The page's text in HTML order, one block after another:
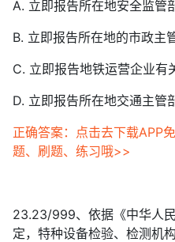
A. 立即报告所在地安全监管
B. 立即报告所在地的市政主
C. 立即报告地铁运营企业有
D. 立即报告所在地交通主管
正确答案：点击去下载APP
题、刷题、练习哦>>
23.23/999、依据《中华人
定，特种设备检验、检测机